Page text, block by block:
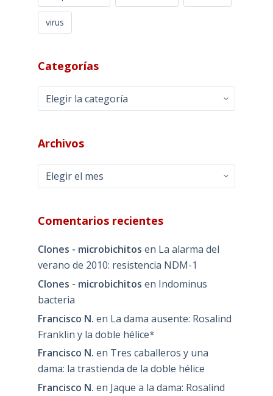
virus
Categorías
Categorías
Archivos
Archivos
Comentarios recientes
Clones - microbichitos en La alarma del
verano de 2010: resistencia NDM-1
Clones - microbichitos en Indominus
bacteria
Francisco N. en La dama ausente: Rosalind
Franklin y la doble hélice*
Francisco N. en Tres caballeros y una
dama: la trastienda de la doble hélice
Francisco N. en Jaque a la dama: Rosalind